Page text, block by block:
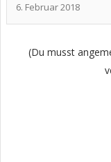
6. Februar 2018
(Du musst